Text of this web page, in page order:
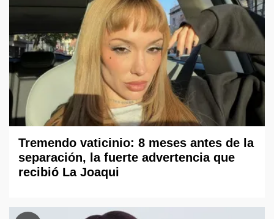
Tremendo vaticinio: 8 meses antes de la
separación, la fuerte advertencia que
recibió La Joaqui